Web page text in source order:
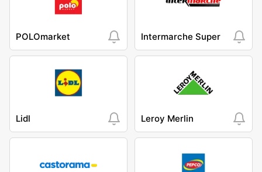
POLOmarket Intermarche Super
Lidl Leroy Merlin